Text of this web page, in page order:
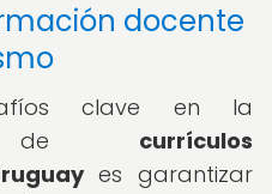
docente
clave en la
de currículos
es garantizar